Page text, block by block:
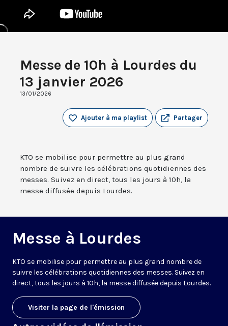
Messe de 10h à Lourdes du
13 janvier 2026
13/01/2026
Partager
Ajouter à ma playlist
KTO se mobilise pour permettre au plus grand
nombre de suivre les célébrations quotidiennes des
messes. Suivez en direct, tous les jours à 10h, la
messe diffusée depuis Lourdes.
Messe à Lourdes
KTO se mobilise pour permettre au plus grand nombre de
suivre les célébrations quotidiennes des messes. Suivez en
direct, tous les jours à 10h, la messe diffusée depuis Lourdes.
Visiter la page de l'émission